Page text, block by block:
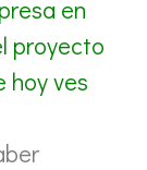
en
proyecto
hoy ves